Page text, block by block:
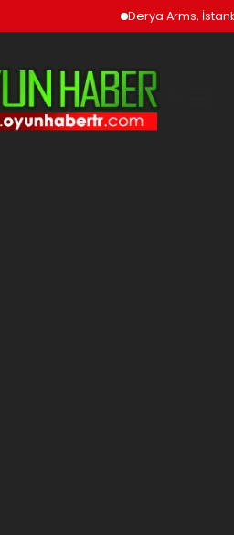
Derya Arms, İstanbul